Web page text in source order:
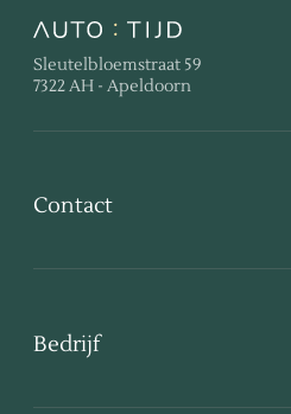
Sleutelbloemstraat 59
7322 AH - Apeldoorn
Contact
Bedrijf